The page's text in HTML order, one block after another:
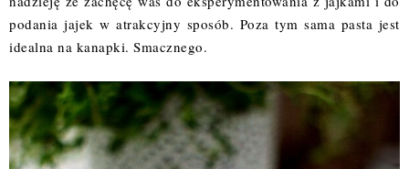
podania jajek w atrakcyjny sposób. Poza tym sama pasta jest
idealna na kanapki. Smacznego.